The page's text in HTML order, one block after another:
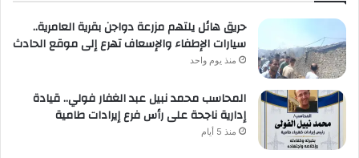
حريق هائل يلتهم مزرعة دواجن بقرية العامرية..
سيارات الإطفاء والإسعاف تهرع إلى موقع الحادث
منذ يوم واحد
المحاسب محمد نبيل عبد الغفار فولي.. قيادة
إدارية ناجحة على رأس فرع إيرادات طامية
منذ 5 أيام